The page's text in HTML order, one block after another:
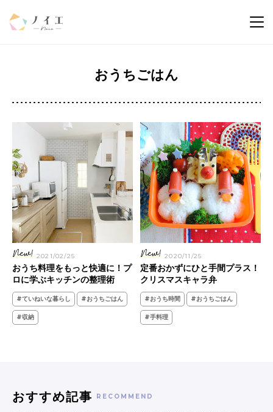
おうちごはん
2021/02/25
おうち料理をもっと快適に！プ
ロに学ぶキッチンの整理術
#ていねいな暮らし #おうちごはん
#収納
2020/11/25
定番おかずにひと手間プラス！
クリスマスキャラ弁
#おうち時間 #おうちごはん
#手料理
おすすめ記事 RECOMMEND